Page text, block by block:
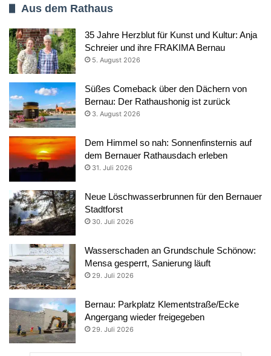
Aus dem Rathaus
35 Jahre Herzblut für Kunst und Kultur: Anja
Schreier und ihre FRAKIMA Bernau
5. August 2026
Süßes Comeback über den Dächern von
Bernau: Der Rathaushonig ist zurück
3. August 2026
Dem Himmel so nah: Sonnenfinsternis auf
dem Bernauer Rathausdach erleben
31. Juli 2026
Neue Löschwasserbrunnen für den Bernauer
Stadtforst
30. Juli 2026
Wasserschaden an Grundschule Schönow:
Mensa gesperrt, Sanierung läuft
29. Juli 2026
Bernau: Parkplatz Klementstraße/Ecke
Angergang wieder freigegeben
29. Juli 2026